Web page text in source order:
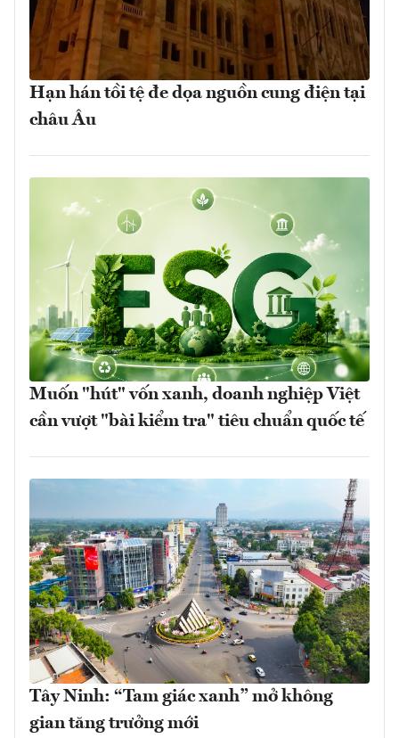
Hạn hán tồi tệ đe dọa nguồn cung điện tại
châu Âu
Muốn "hút" vốn xanh, doanh nghiệp Việt
cần vượt "bài kiểm tra" tiêu chuẩn quốc tế
Tây Ninh: “Tam giác xanh” mở không
gian tăng trưởng mới